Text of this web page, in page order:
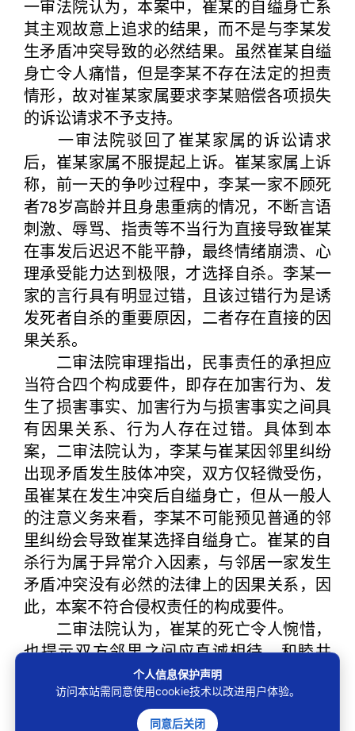
一审法院认为，本案中，崔某的自缢身亡系
其主观故意上追求的结果，而不是与李某发
生矛盾冲突导致的必然结果。虽然崔某自缢
身亡令人痛惜，但是李某不存在法定的担责
情形，故对崔某家属要求李某赔偿各项损失
的诉讼请求不予支持。
一审法院驳回了崔某家属的诉讼请求
后，崔某家属不服提起上诉。崔某家属上诉
称，前一天的争吵过程中，李某一家不顾死
者78岁高龄并且身患重病的情况，不断言语
刺激、辱骂、指责等不当行为直接导致崔某
在事发后迟迟不能平静，最终情绪崩溃、心
理承受能力达到极限，才选择自杀。李某一
家的言行具有明显过错，且该过错行为是诱
发死者自杀的重要原因，二者存在直接的因
果关系。
二审法院审理指出，民事责任的承担应
当符合四个构成要件，即存在加害行为、发
生了损害事实、加害行为与损害事实之间具
有因果关系、行为人存在过错。具体到本
案，二审法院认为，李某与崔某因邻里纠纷
出现矛盾发生肢体冲突，双方仅轻微受伤，
虽崔某在发生冲突后自缢身亡，但从一般人
的注意义务来看，李某不可能预见普通的邻
里纠纷会导致崔某选择自缢身亡。崔某的自
杀行为属于异常介入因素，与邻居一家发生
矛盾冲突没有必然的法律上的因果关系，因
此，本案不符合侵权责任的构成要件。
二审法院认为，崔某的死亡令人惋惜，
也提示双方邻里之间应真诚相待，和睦共
处，少一些计较，多一分体谅，遇事冷静、
保持平和心态，以合理合法方式妥善化解邻
里矛盾，避免矛盾激化后造成无法挽回的损
个人信息保护声明
访问本站需同意使用cookie技术以改进用户体验。
同意后关闭